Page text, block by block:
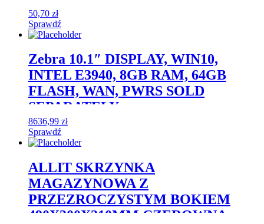
50,70 zł
Sprawdź
Zebra 10.1″ DISPLAY, WIN10,
INTEL E3940, 8GB RAM, 64GB
FLASH, WAN, PWRS SOLD
SEPARATELY
8636,99 zł
Sprawdź
ALLIT SKRZYNKA
MAGAZYNOWA Z
PRZEZROCZYSTYM BOKIEM
490X300X210MM CZEROWNA